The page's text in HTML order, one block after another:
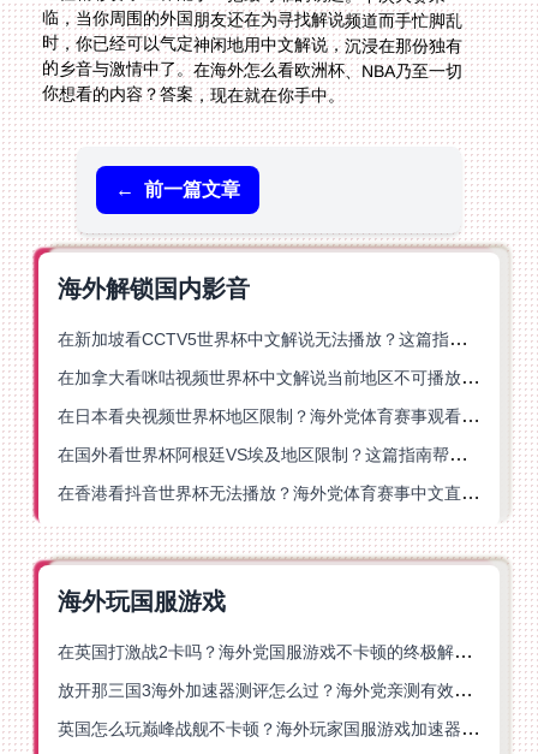
你想看的内容？答案，现在就在你手中。
← 前一篇文章
海外解锁国内影音
在新加坡看CCTV5世界杯中文解说无法播放？这篇指南帮你解锁海外体育直播自由
在加拿大看咪咕视频世界杯中文解说当前地区不可播放？这篇指南帮你一键解决
在日本看央视频世界杯地区限制？海外党体育赛事观看终极指南
在国外看世界杯阿根廷VS埃及地区限制？这篇指南帮你搞定中文直播+解说
在香港看抖音世界杯无法播放？海外党体育赛事中文直播终极指南
海外玩国服游戏
在英国打激战2卡吗？海外党国服游戏不卡顿的终极解决方案
放开那三国3海外加速器测评怎么过？海外党亲测有效的国服游戏加速指南
英国怎么玩巅峰战舰不卡顿？海外玩家国服游戏加速器终极指南